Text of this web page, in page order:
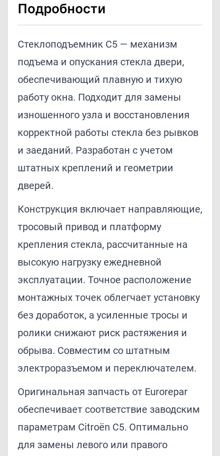
Подробности
Стеклоподъемник C5 — механизм
подъема и опускания стекла двери,
обеспечивающий плавную и тихую
работу окна. Подходит для замены
изношенного узла и восстановления
корректной работы стекла без рывков
и заеданий. Разработан с учетом
штатных креплений и геометрии
дверей.
Конструкция включает направляющие,
тросовый привод и платформу
крепления стекла, рассчитанные на
высокую нагрузку ежедневной
эксплуатации. Точное расположение
монтажных точек облегчает установку
без доработок, а усиленные тросы и
ролики снижают риск растяжения и
обрыва. Совместим со штатным
электроразъемом и переключателем.
Оригинальная запчасть от Eurorepar
обеспечивает соответствие заводским
параметрам Citroën C5. Оптимально
для замены левого или правого